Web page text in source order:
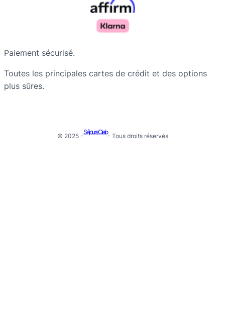
Paiement sécurisé.
Toutes les principales cartes de crédit et des options
plus sûres.
© 2025 -
Séjours Cielo
- Tous droits réservés